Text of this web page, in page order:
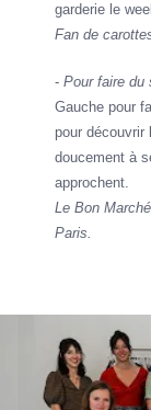
garderie le
Fan de
- Pour faire du
Gauche pour
pour découvrir
doucement à
approchent.
Le Bon
Paris.